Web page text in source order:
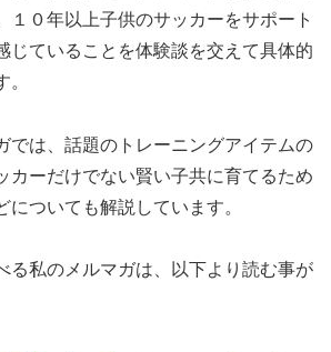
１０年以上子供のサッカーをサポート
じていることを体験談を交えて具体的
では、話題のトレーニングアイテムの
カーだけでない賢い子共に育てるため
についても解説しています。
る私のメルマガは、以下より読む事が